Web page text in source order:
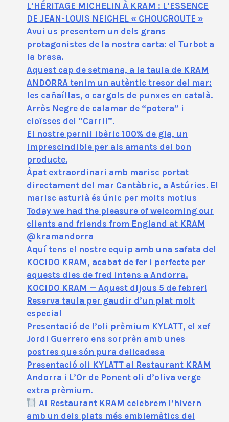
L’HÉRITAGE MICHELIN À KRAM : L’ESSENCE
DE JEAN-LOUIS NEICHEL « CHOUCROUTE »
Avui us presentem un dels grans
protagonistes de la nostra carta: el Turbot a
la brasa.
Aquest cap de setmana, a la taula de KRAM
ANDORRA tenim un autèntic tresor del mar:
les cañaíllas, o cargols de punxes en català.
Arròs Negre de calamar de “potera” i
cloïsses del “Carril”.
El nostre pernil ibèric 100% de gla, un
imprescindible per als amants del bon
producte.
Àpat extraordinari amb marisc portat
directament del mar Cantàbric, a Astúries. El
marisc asturià és únic per molts motius
Today we had the pleasure of welcoming our
clients and friends from England at KRAM
@kramandorra
Aquí tens el nostre equip amb una safata del
KOCIDO KRAM, acabat de fer i perfecte per
aquests dies de fred intens a Andorra.
KOCIDO KRAM — Aquest dijous 5 de febrer!
Reserva taula per gaudir d’un plat molt
especial
Presentació de l’oli prèmium KYLATT, el xef
Jordi Guerrero ens sorprèn amb unes
postres que són pura delicadesa
Presentació oli KYLATT al Restaurant KRAM
Andorra i L’Or de Ponent oli d’oliva verge
extra prèmium.
Al Restaurant KRAM celebrem l’hivern
amb un dels plats més emblemàtics del